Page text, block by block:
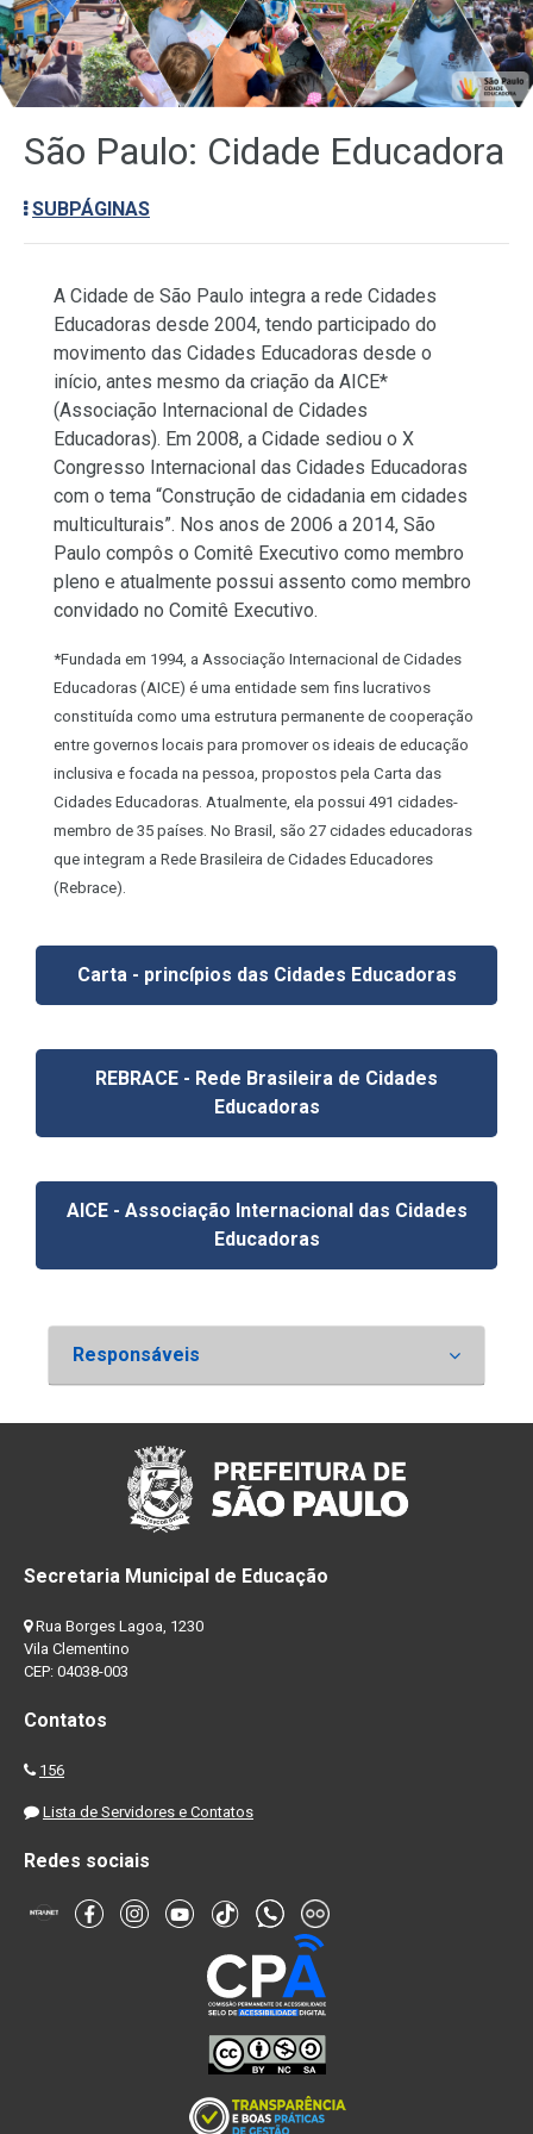
São Paulo: Cidade Educadora
SUBPÁGINAS
A Cidade de São Paulo integra a rede Cidades
Educadoras desde 2004, tendo participado do
movimento das Cidades Educadoras desde o
início, antes mesmo da criação da AICE*
(Associação Internacional de Cidades
Educadoras). Em 2008, a Cidade sediou o X
Congresso Internacional das Cidades Educadoras
com o tema “Construção de cidadania em cidades
multiculturais”. Nos anos de 2006 a 2014, São
Paulo compôs o Comitê Executivo como membro
pleno e atualmente possui assento como membro
convidado no Comitê Executivo.
*Fundada em 1994, a Associação Internacional de Cidades
Educadoras (AICE) é uma entidade sem fins lucrativos
constituída como uma estrutura permanente de cooperação
entre governos locais para promover os ideais de educação
inclusiva e focada na pessoa, propostos pela Carta das
Cidades Educadoras. Atualmente, ela possui 491 cidades-
membro de 35 países. No Brasil, são 27 cidades educadoras
que integram a Rede Brasileira de Cidades Educadores
(Rebrace).
Carta - princípios das Cidades Educadoras
REBRACE - Rede Brasileira de Cidades
Educadoras
AICE - Associação Internacional das Cidades
Educadoras
Responsáveis
Secretaria Municipal de Educação
Rua Borges Lagoa, 1230
Vila Clementino
CEP: 04038-003
Contatos
156
Lista de Servidores e Contatos
Redes sociais